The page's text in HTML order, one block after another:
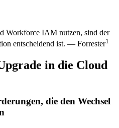
Workforce IAM nutzen, sind der
entscheidend ist. — Forrester1
in die Cloud
die den Wechsel